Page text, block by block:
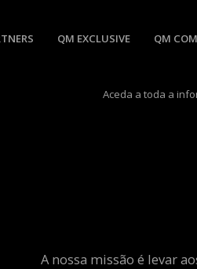
QM EXCLUSIVE QM
Aceda a toda a
A nossa missão é levar